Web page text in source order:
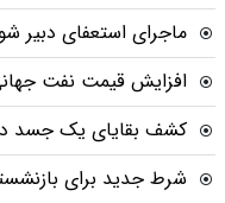
ماجرای استعفای دبیر
افزایش قیمت نفت
کشف بقایای یک جسد
شرط جدید برای